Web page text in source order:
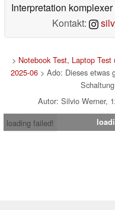
Interpretation
Kontakt:
> Notebook Test, Laptop Test
2025-06 > Ado: Dieses etwas
Autor: Silvio Werner,
loading failed!